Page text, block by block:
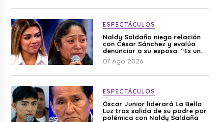
ESPECTÁCULOS
Naldy Saldaña niega relación
con César Sánchez y evalúa
denunciar a su esposa: “Es una
difamación”
07 Ago 2026
ESPECTÁCULOS
Óscar Junior liderará La Bella
Luz tras salida de su padre por
polémica con Naldy Saldaña